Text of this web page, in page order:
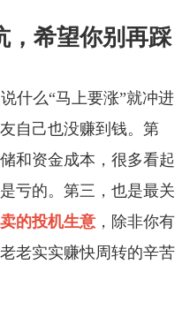
，希望你别再踩
什么“马上要涨”就冲进
自己也没赚到钱。第
和资金成本，很多看起
亏的。第三，也是最关
的投机生意，除非你有
老实实赚快周转的辛苦